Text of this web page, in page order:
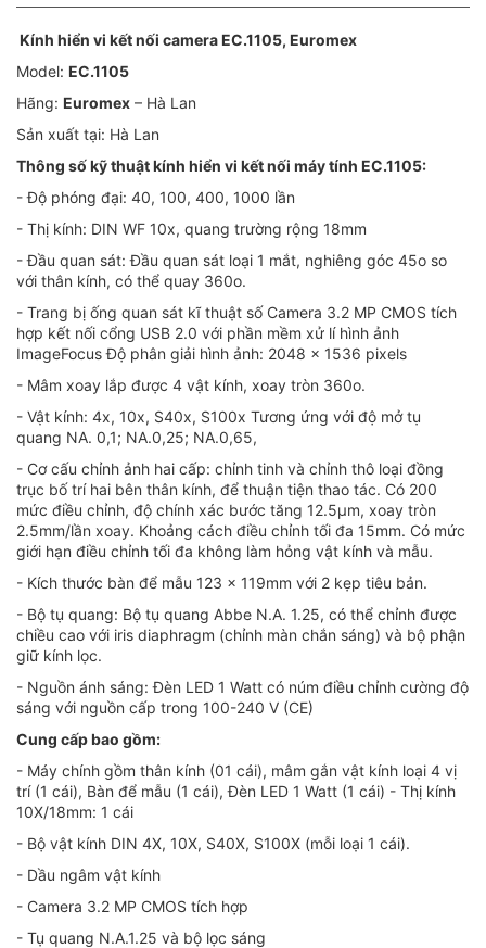
Kính hiển vi kết nối camera EC.1105, Euromex
Model: EC.1105
Hãng: Euromex – Hà Lan
Sản xuất tại: Hà Lan
Thông số kỹ thuật kính hiển vi kết nối máy tính EC.1105:
- Độ phóng đại: 40, 100, 400, 1000 lần
- Thị kính: DIN WF 10x, quang trường rộng 18mm
- Đầu quan sát: Đầu quan sát loại 1 mắt, nghiêng góc 45o so
với thân kính, có thể quay 360o.
- Trang bị ống quan sát kĩ thuật số Camera 3.2 MP CMOS tích
hợp kết nối cổng USB 2.0 với phần mềm xử lí hình ảnh
ImageFocus Độ phân giải hình ảnh: 2048 x 1536 pixels
- Mâm xoay lắp được 4 vật kính, xoay tròn 360o.
- Vật kính: 4x, 10x, S40x, S100x Tương ứng với độ mở tụ
quang NA. 0,1; NA.0,25; NA.0,65,
- Cơ cấu chỉnh ảnh hai cấp: chỉnh tinh và chỉnh thô loại đồng
trục bố trí hai bên thân kính, để thuận tiện thao tác. Có 200
mức điều chỉnh, độ chính xác bước tăng 12.5μm, xoay tròn
2.5mm/lần xoay. Khoảng cách điều chỉnh tối đa 15mm. Có mức
giới hạn điều chỉnh tối đa không làm hỏng vật kính và mẫu.
- Kích thước bàn để mẫu 123 x 119mm với 2 kẹp tiêu bản.
- Bộ tụ quang: Bộ tụ quang Abbe N.A. 1.25, có thể chỉnh được
chiều cao với iris diaphragm (chỉnh màn chắn sáng) và bộ phận
giữ kính lọc.
- Nguồn ánh sáng: Đèn LED 1 Watt có núm điều chỉnh cường độ
sáng với nguồn cấp trong 100-240 V (CE)
Cung cấp bao gồm:
- Máy chính gồm thân kính (01 cái), mâm gắn vật kính loại 4 vị
trí (1 cái), Bàn để mẫu (1 cái), Đèn LED 1 Watt (1 cái) - Thị kính
10X/18mm: 1 cái
- Bộ vật kính DIN 4X, 10X, S40X, S100X (mỗi loại 1 cái).
- Dầu ngâm vật kính
- Camera 3.2 MP CMOS tích hợp
- Tụ quang N.A.1.25 và bộ lọc sáng